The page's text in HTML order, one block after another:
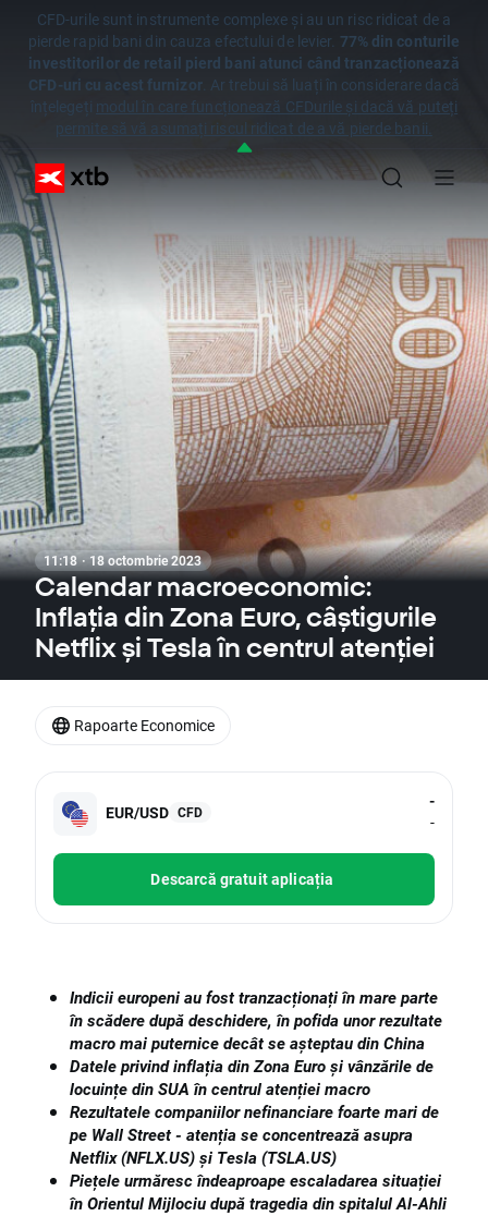
CFD-urile sunt instrumente complexe și au un risc ridicat de a
pierde rapid bani din cauza efectului de levier. 77% din conturile
investitorilor de retail pierd bani atunci când tranzacționează
CFD-uri cu acest furnizor. Ar trebui să luați în considerare dacă
înțelegeți modul în care funcționează CFDurile și dacă vă puteți
permite să vă asumați riscul ridicat de a vă pierde banii.
11:18 · 18 octombrie 2023
Calendar macroeconomic:
Inflația din Zona Euro, câștigurile
Netflix și Tesla în centrul atenției
EUR/USD CFD
-
-
Descarcă gratuit aplicația
Indicii europeni au fost tranzacționați în mare parte
în scădere după deschidere, în pofida unor rezultate
macro mai puternice decât se așteptau din China
Datele privind inflația din Zona Euro și vânzările de
locuințe din SUA în centrul atenției macro
Rezultatele companiilor nefinanciare foarte mari de
pe Wall Street - atenția se concentrează asupra
Netflix (NFLX.US) și Tesla (TSLA.US)
Piețele urmăresc îndeaproape escaladarea situației
în Orientul Mijlociu după tragedia din spitalul Al-Ahli
Rapoarte Economice